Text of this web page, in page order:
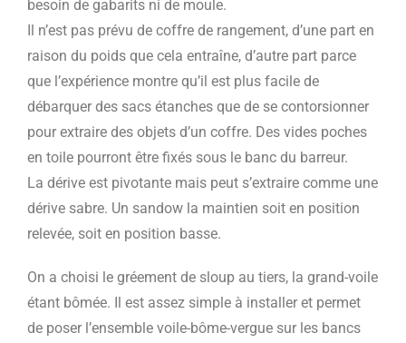
besoin de gabarits ni de moule.
Il n’est pas prévu de coffre de rangement, d’une part en
raison du poids que cela entraîne, d’autre part parce
que l’expérience montre qu’il est plus facile de
débarquer des sacs étanches que de se contorsionner
pour extraire des objets d’un coffre. Des vides poches
en toile pourront être fixés sous le banc du barreur.
La dérive est pivotante mais peut s’extraire comme une
dérive sabre. Un sandow la maintien soit en position
relevée, soit en position basse.
On a choisi le gréement de sloup au tiers, la grand-voile
étant bômée. Il est assez simple à installer et permet
de poser l’ensemble voile-bôme-vergue sur les bancs